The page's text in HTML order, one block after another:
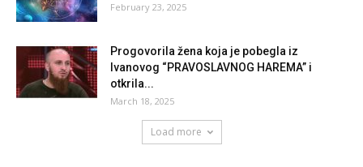
February 23, 2025
Progovorila žena koja je pobegla iz
Ivanovog “PRAVOSLAVNOG HAREMA” i
otkrila...
March 18, 2025
Load more